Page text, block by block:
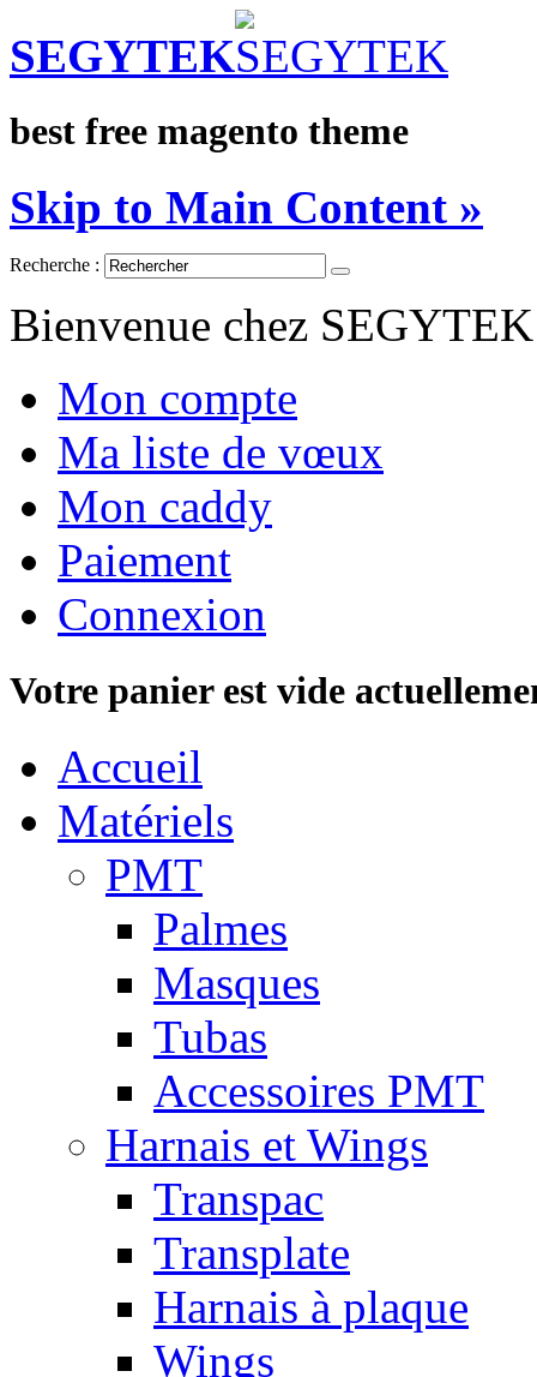
SEGYTEK
best free magento theme
Skip to Main Content »
Recherche :
Bienvenue chez
Mon compte
Ma liste de vœux
Mon caddy
Paiement
Connexion
Votre panier est vide
Accueil
Matériels
PMT
Palmes
Masques
Tubas
Accessoires PMT
Harnais et Wings
Transpac
Transplate
Harnais à plaque
Wings